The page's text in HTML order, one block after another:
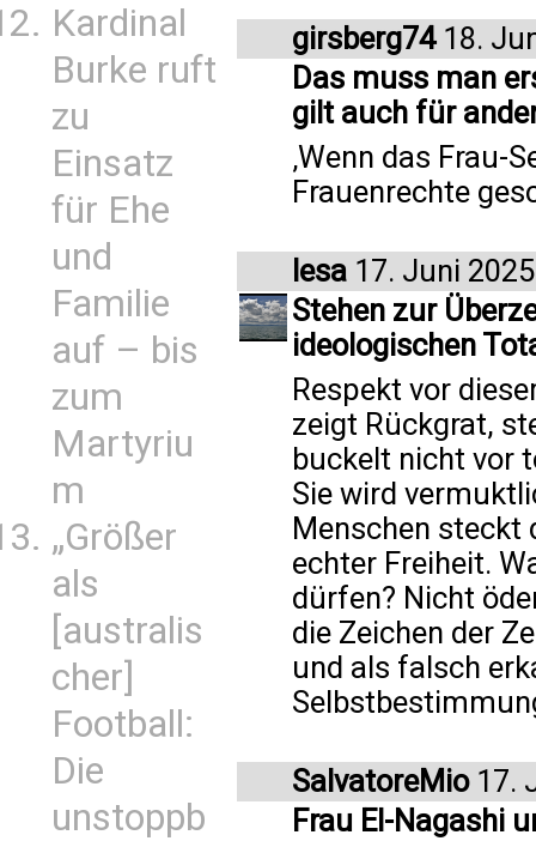
Kardinal
Burke ruft
zu
Einsatz
für Ehe
und
Familie
auf – bis
zum
Martyriu
m
„Größer
als
[australis
cher]
Football:
Die
unstoppb
girsberg7418.
Das muss man
gilt auch für
‚Wenn das Frau-
Frauenrechte
lesa 17. Juni 2025
Stehen zur
ideologischen
Respekt vor
zeigt Rückgrat,
buckelt nicht vor
Sie wird
Menschen steckt
echter Freiheit.
dürfen? Nicht
die Zeichen der
und als falsch
SalvatoreMio17.
Frau El-Nagashi